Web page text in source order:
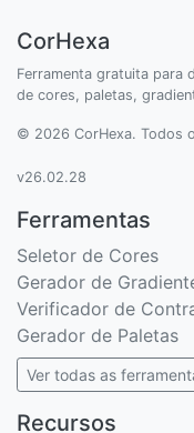
CorHexa
Ferramenta gratuita para
de cores, paletas,
© 2026 CorHexa. Todos
v26.02.28
Ferramentas
Seletor de Cores
Gerador de
Verificador de
Gerador de Paletas
Ver todas as
Recursos